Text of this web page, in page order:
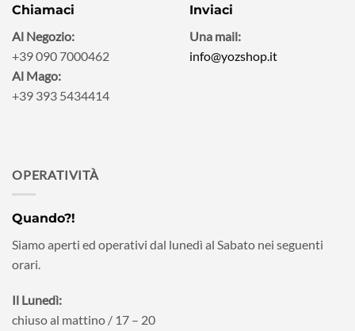
Chiamaci
Al Negozio:
+39 090 7000462
Al Mago:
+39 393 5434414
Inviaci
Una mail:
info@yozshop.it
OPERATIVITÀ
Quando?!
Siamo aperti ed operativi dal lunedì al Sabato nei seguenti
orari.
Il Lunedì:
chiuso al mattino / 17 – 20